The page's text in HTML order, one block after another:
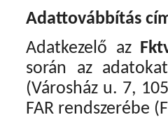
Adattovábbítás
Adatkezelő az
során az
(Városház u. 7,
FAR rendszerébe